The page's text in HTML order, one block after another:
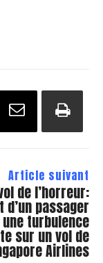
Article suivant
de l’horreur:
d’un passager
turbulence
sur un vol de
Airlines